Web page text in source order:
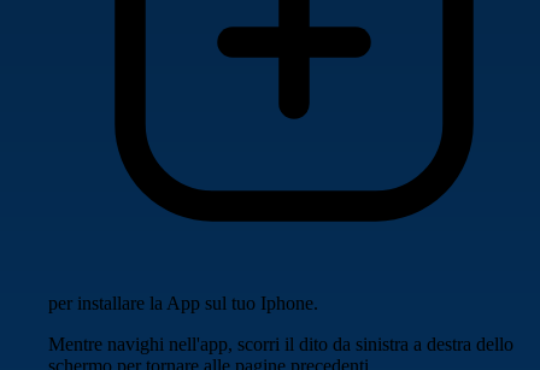
per installare la App sul tuo Iphone.
Mentre navighi nell'app, scorri il dito da sinistra a destra dello